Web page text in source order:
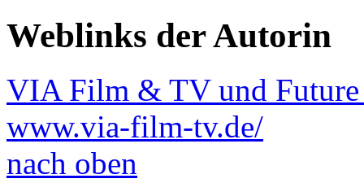
Weblinks der Autorin
VIA Film & TV und
www.via-film-tv.de/
nach oben